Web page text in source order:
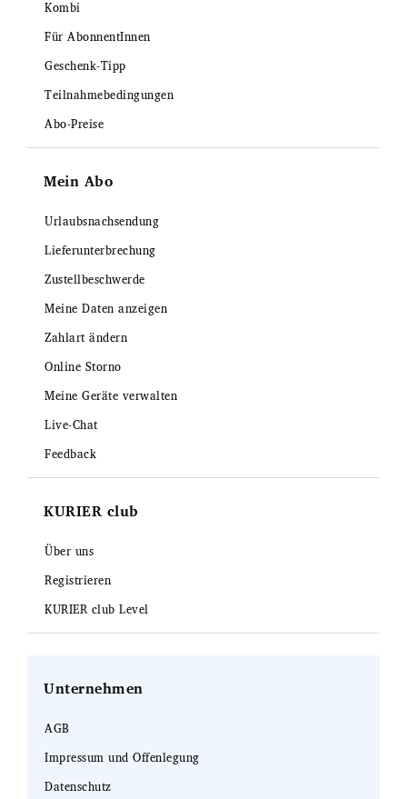
Kombi
Für AbonnentInnen
Geschenk-Tipp
Teilnahmebedingungen
Abo-Preise
Mein Abo
Urlaubsnachsendung
Lieferunterbrechung
Zustellbeschwerde
Meine Daten anzeigen
Zahlart ändern
Online Storno
Meine Geräte verwalten
Live-Chat
Feedback
KURIER club
Über uns
Registrieren
KURIER club Level
Unternehmen
AGB
Impressum und Offenlegung
Datenschutz